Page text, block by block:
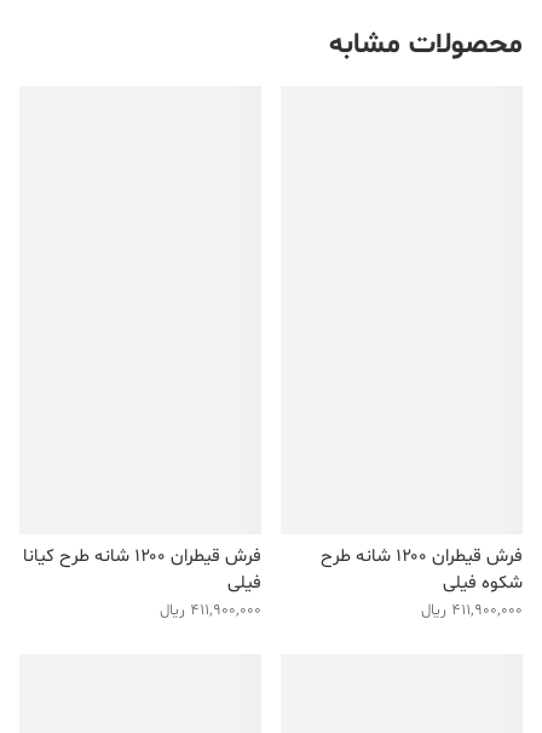
محصولات مشابه
فرش قیطران ۱۲۰۰ شانه طرح
شکوه فیلی
411,900,000 ریال
فرش قیطران ۱۲۰۰ شانه طرح کیانا
فیلی
411,900,000 ریال